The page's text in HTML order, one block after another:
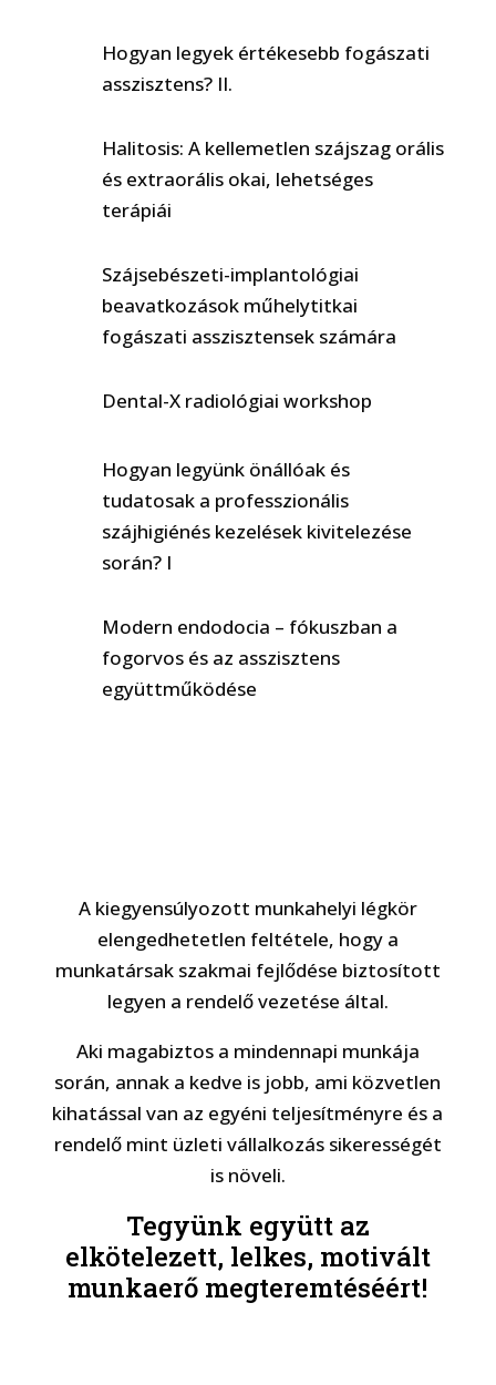
Hogyan legyek értékesebb fogászati
asszisztens? II.
Halitosis: A kellemetlen szájszag orális
és extraorális okai, lehetséges
terápiái
Szájsebészeti-implantológiai
beavatkozások műhelytitkai
fogászati asszisztensek számára
Dental-X radiológiai workshop
Hogyan legyünk önállóak és
tudatosak a professzionális
szájhigiénés kezelések kivitelezése
során? I
Modern endodocia – fókuszban a
fogorvos és az asszisztens
együttműködése
A kiegyensúlyozott munkahelyi légkör
elengedhetetlen feltétele, hogy a
munkatársak szakmai fejlődése biztosított
legyen a rendelő vezetése által.
Aki magabiztos a mindennapi munkája
során, annak a kedve is jobb, ami közvetlen
kihatással van az egyéni teljesítményre és a
rendelő mint üzleti vállalkozás sikerességét
is növeli.
Tegyünk együtt az
elkötelezett, lelkes, motivált
munkaerő megteremtéséért!